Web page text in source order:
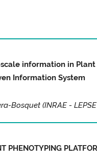
information in Plant
Information System
Bosquet (INRAE -
PHENOTYPING